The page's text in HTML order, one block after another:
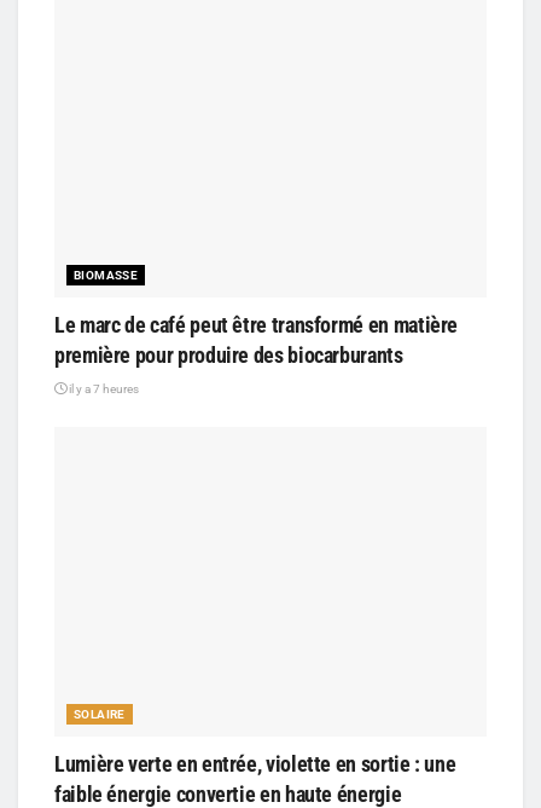
BIOMASSE
Le marc de café peut être transformé en matière
première pour produire des biocarburants
il y a 7 heures
SOLAIRE
Lumière verte en entrée, violette en sortie : une
faible énergie convertie en haute énergie